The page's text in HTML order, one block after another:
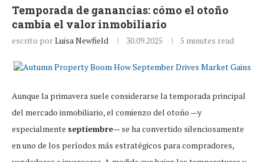
Temporada de ganancias: cómo el otoño
cambia el valor inmobiliario
escrito porLuisa Newfield 30.09.2025 5 minutes read
Aunque la primavera suele considerarse la temporada principal
del mercado inmobiliario, el comienzo del otoño —y
especialmente septiembre— se ha convertido silenciosamente
en uno de los períodos más estratégicos para compradores,